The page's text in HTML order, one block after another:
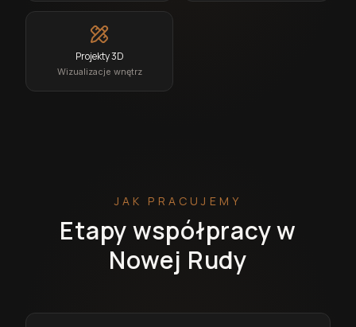
Projekty 3D
Wizualizacje wnętrz
JAK PRACUJEMY
Etapy współpracy w
Nowej Rudy